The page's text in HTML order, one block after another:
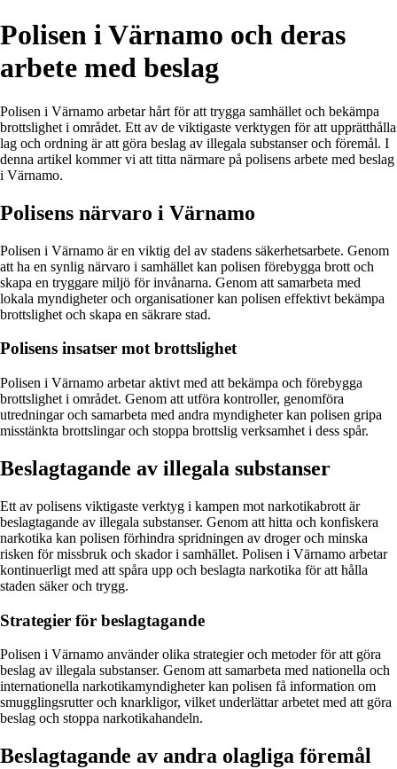
Polisen i Värnamo och deras
arbete med beslag
Polisen i Värnamo arbetar hårt för att trygga samhället och bekämpa
brottslighet i området. Ett av de viktigaste verktygen för att upprätthålla
lag och ordning är att göra beslag av illegala substanser och föremål. I
denna artikel kommer vi att titta närmare på polisens arbete med beslag
i Värnamo.
Polisens närvaro i Värnamo
Polisen i Värnamo är en viktig del av stadens säkerhetsarbete. Genom
att ha en synlig närvaro i samhället kan polisen förebygga brott och
skapa en tryggare miljö för invånarna. Genom att samarbeta med
lokala myndigheter och organisationer kan polisen effektivt bekämpa
brottslighet och skapa en säkrare stad.
Polisens insatser mot brottslighet
Polisen i Värnamo arbetar aktivt med att bekämpa och förebygga
brottslighet i området. Genom att utföra kontroller, genomföra
utredningar och samarbeta med andra myndigheter kan polisen gripa
misstänkta brottslingar och stoppa brottslig verksamhet i dess spår.
Beslagtagande av illegala substanser
Ett av polisens viktigaste verktyg i kampen mot narkotikabrott är
beslagtagande av illegala substanser. Genom att hitta och konfiskera
narkotika kan polisen förhindra spridningen av droger och minska
risken för missbruk och skador i samhället. Polisen i Värnamo arbetar
kontinuerligt med att spåra upp och beslagta narkotika för att hålla
staden säker och trygg.
Strategier för beslagtagande
Polisen i Värnamo använder olika strategier och metoder för att göra
beslag av illegala substanser. Genom att samarbeta med nationella och
internationella narkotikamyndigheter kan polisen få information om
smugglingsrutter och knarkligor, vilket underlättar arbetet med att göra
beslag och stoppa narkotikahandeln.
Beslagtagande av andra olagliga föremål